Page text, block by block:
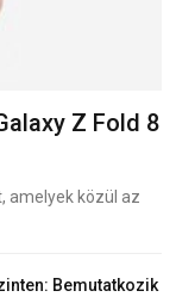
Z Fold 8
amelyek közül az
Bemutatkozik